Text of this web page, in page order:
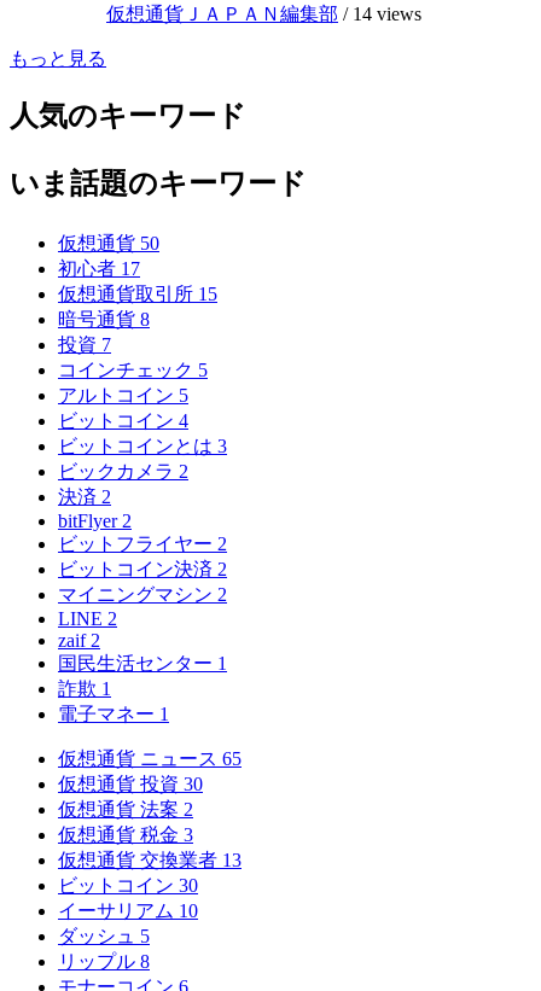
仮想通貨ＪＡＰＡＮ編集部 / 14 views
もっと見る
人気のキーワード
いま話題のキーワード
仮想通貨 50
初心者 17
仮想通貨取引所 15
暗号通貨 8
投資 7
コインチェック 5
アルトコイン 5
ビットコイン 4
ビットコインとは 3
ビックカメラ 2
決済 2
bitFlyer 2
ビットフライヤー 2
ビットコイン決済 2
マイニングマシン 2
LINE 2
zaif 2
国民生活センター 1
詐欺 1
電子マネー 1
仮想通貨 ニュース 65
仮想通貨 投資 30
仮想通貨 法案 2
仮想通貨 税金 3
仮想通貨 交換業者 13
ビットコイン 30
イーサリアム 10
ダッシュ 5
リップル 8
モナーコイン 6